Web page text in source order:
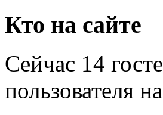
Кто на сайте
Сейчас 14
пользователя